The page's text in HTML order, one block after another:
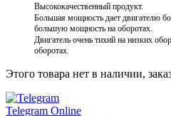
Высококачественный продукт.
Большая мощность дает двигателю
большую мощность на оборотах.
Двигатель очень тихий на низких
оборотах.
Этого товара нет в наличии,
Telegram Online